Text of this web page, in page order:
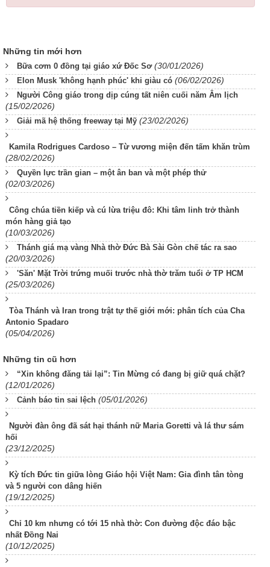
Những tin mới hơn
Bữa cơm 0 đồng tại giáo xứ Đốc Sơ (30/01/2026)
Elon Musk 'không hạnh phúc' khi giàu có (06/02/2026)
Người Công giáo trong dịp cúng tất niên cuối năm Âm lịch
(15/02/2026)
Giải mã hệ thống freeway tại Mỹ (23/02/2026)
Kamila Rodrigues Cardoso – Từ vương miện đến tấm khăn trùm
(28/02/2026)
Quyền lực trần gian – một ân ban và một phép thử
(02/03/2026)
Công chúa tiền kiếp và cú lừa triệu đô: Khi tâm linh trở thành
món hàng giả tạo
(10/03/2026)
Thánh giá mạ vàng Nhà thờ Đức Bà Sài Gòn chế tác ra sao
(20/03/2026)
'Săn' Mặt Trời trứng muối trước nhà thờ trăm tuổi ở TP HCM
(25/03/2026)
Tòa Thánh và Iran trong trật tự thế giới mới: phân tích của Cha
Antonio Spadaro
(05/04/2026)
Những tin cũ hơn
“Xin không đăng tải lại”: Tin Mừng có đang bị giữ quá chặt?
(12/01/2026)
Cảnh báo tin sai lệch (05/01/2026)
Người đàn ông đã sát hại thánh nữ Maria Goretti và lá thư sám
hối
(23/12/2025)
Kỳ tích Đức tin giữa lòng Giáo hội Việt Nam: Gia đình tân tòng
và 5 người con dâng hiến
(19/12/2025)
Chỉ 10 km nhưng có tới 15 nhà thờ: Con đường độc đáo bậc
nhất Đồng Nai
(10/12/2025)